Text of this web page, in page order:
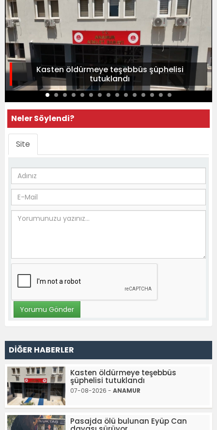
Kasten öldürmeye teşebbüs şüphelisi
tutuklandı
Neler Söylendi?
Site
DİĞER HABERLER
Kasten öldürmeye teşebbüs
şüphelisi tutuklandı
07-08-2026 - ANAMUR
Pasajda ölü bulunan Eyüp Can